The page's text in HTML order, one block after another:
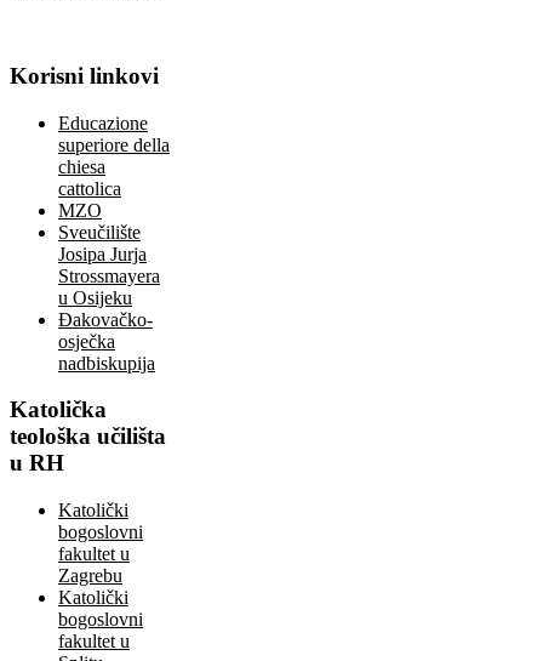
Korisni linkovi
Educazione
superiore della
chiesa
cattolica
MZO
Sveučilište
Josipa Jurja
Strossmayera
u Osijeku
Đakovačko-
osječka
nadbiskupija
Katolička
teološka učilišta
u RH
Katolički
bogoslovni
fakultet u
Zagrebu
Katolički
bogoslovni
fakultet u